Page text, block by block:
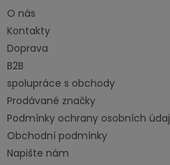
O nás
Kontakty
Doprava
B2B
spolupráce s obchody
Prodávané značky
Podmínky ochrany osobních
Obchodní podmínky
Napište nám